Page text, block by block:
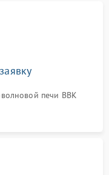
печи BBK